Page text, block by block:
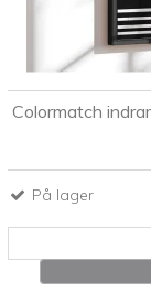
Colormatch
På lager